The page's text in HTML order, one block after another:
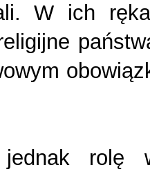
W ich
jednak rolę